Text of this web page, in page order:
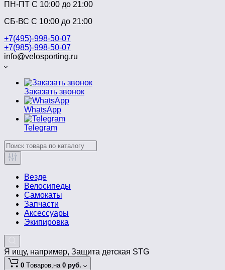
ПН-ПТ C 10:00 до 21:00
СБ-ВС С 10:00 до 21:00
+7(495)-998-50-07
+7(985)-998-50-07
info@velosporting.ru
Заказать звонок
WhatsApp
Telegram
Везде
Велосипеды
Самокаты
Запчасти
Аксессуары
Экипировка
Я ищу, например, Защита детская STG
0 Tоваров,на 0 руб.